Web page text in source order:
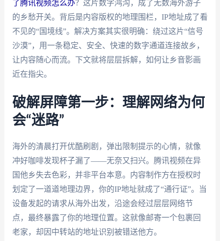
了腾讯视频怎么办？这片数字鸿沟，成了无数海外游子
的乡愁开关。背后是内容版权的地理围栏，IP地址成了看
不见的“国境线”。解决方案其实很明确：绕过这片“信号
沙漠”，用一条稳定、安全、快速的数字通道连接故乡，
让内容随心而流。下文就将层层拆解，如何让乡音影画
近在指尖。
破解屏障第一步：理解网络为何
会“迷路”
海外的清晨打开优酷刷剧，弹出限制提示的心情，就像
冲好咖啡发现杯子漏了——无奈又扫兴。腾讯视频在异
国他乡失去色彩，并非平台本意。内容制作方在授权时
划定了一道道地理边界，你的IP地址就成了“通行证”。当
设备发起的请求从海外出发，沿途会经过层层网络节
点，最终暴露了你的地理位置。这就像邮寄一个包裹回
老家，却因中转站的地址识别被错送他方。